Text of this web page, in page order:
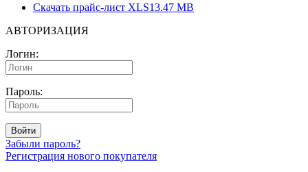
Скачать прайс-лист XLS13.47 MB
АВТОРИЗАЦИЯ
Логин:
Пароль:
Войти
Забыли пароль?
Регистрация нового покупателя